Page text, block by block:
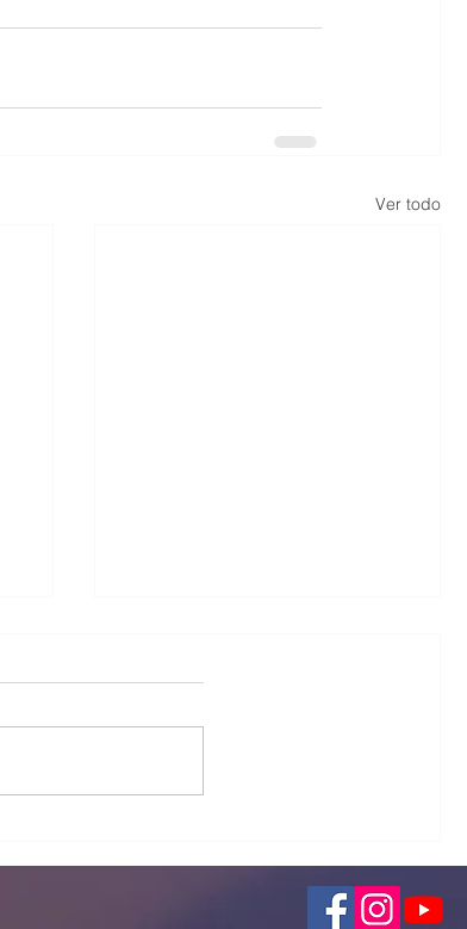
Ver todo
Lista provisional Pl Tous